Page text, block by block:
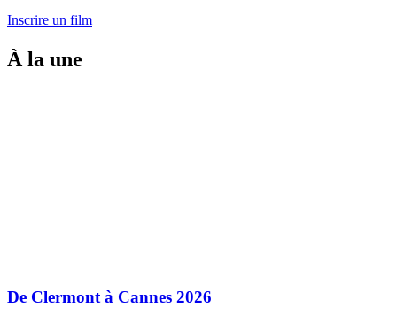
Inscrire un film
À la une
De Clermont à Cannes 2026